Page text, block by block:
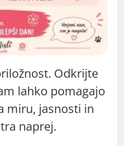
Odkrijte
lahko pomagajo
miru, jasnosti in
naprej.